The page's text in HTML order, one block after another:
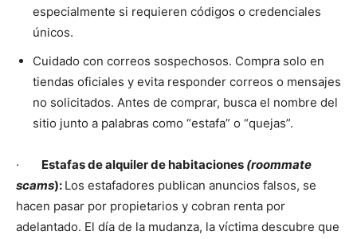
especialmente si requieren códigos o credenciales
únicos.
Cuidado con correos sospechosos. Compra solo en
tiendas oficiales y evita responder correos o mensajes
no solicitados. Antes de comprar, busca el nombre del
sitio junto a palabras como “estafa” o “quejas”.
· Estafas de alquiler de habitaciones (roommate
scams): Los estafadores publican anuncios falsos, se
hacen pasar por propietarios y cobran renta por
adelantado. El día de la mudanza, la víctima descubre que